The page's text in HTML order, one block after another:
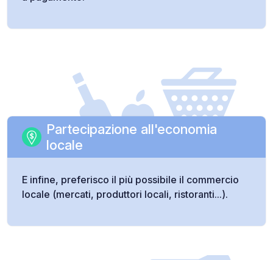
Partecipazione all'economia
locale
E infine, preferisco il più possibile il commercio
locale (mercati, produttori locali, ristoranti...).